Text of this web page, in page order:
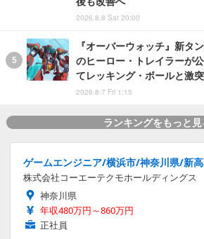
2026.8.8 Sat 20:00
『オーバーウォッチ』新タ
のヒーロー・トレイラーが
てレッキング・ボールと激突
2026.8.7 Fri 1:15
ランキングをもっと見
ゲームエンジニア/横浜市/神奈川県/新
株式会社コーエーテクモホールディングス
神奈川県
年収480万円～860万円
正社員